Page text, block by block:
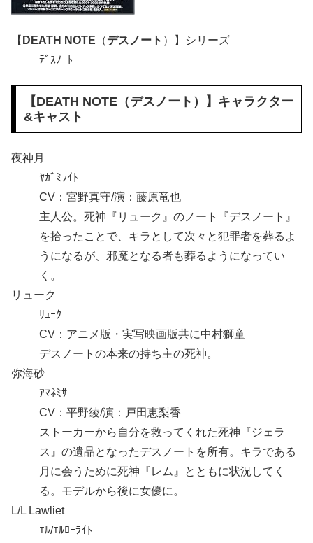
【 DEATH NOTE （デスノート ）】シリーズ
ﾃﾞｽﾉｰﾄ
【DEATH NOTE（デスノート ）】キャラクター
&キャスト
夜神月
ﾔｶﾞﾐﾗｲﾄ
CV：宮野真守/演：藤原竜也
主人公。死神『リューク』のノート『デスノート』
を拾ったことで、キラとして次々と犯罪者を葬るよ
うになるが、邪魔となる者も葬るようになってい
く。
リューク
ﾘｭｰｸ
CV：アニメ版・実写映画版共に中村獅童
デスノートの本来の持ち主の死神。
弥海砂
ｱﾏﾈﾐｻ
CV：平野綾/演：戸田恵梨香
ストーカーから自分を救ってくれた死神『ジェラ
ス』の遺品となったデスノートを所有。キラである
月に会うために死神『レム』とともに状況してく
る。モデルから後に女優に。
L/L Lawliet
ｴﾙ/ｴﾙﾛｰﾗｲﾄ